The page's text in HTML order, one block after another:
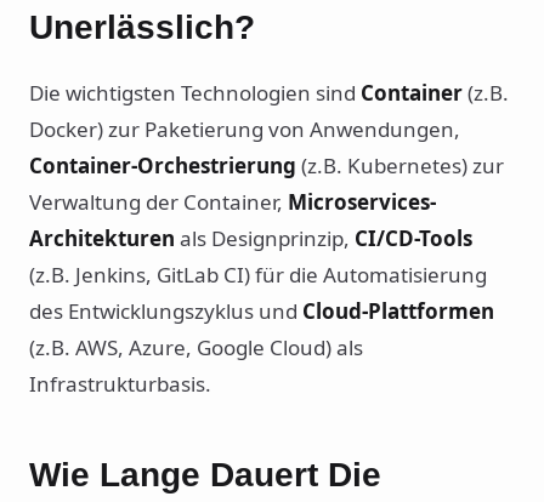
Unerlässlich?
Die wichtigsten Technologien sind Container(z.B.
Docker) zur Paketierung von Anwendungen,
Container-Orchestrierung (z.B. Kubernetes) zur
Verwaltung der Container, Microservices-
Architekturen als Designprinzip, CI/CD-Tools
(z.B. Jenkins, GitLab CI) für die Automatisierung
des Entwicklungszyklus und Cloud-Plattformen
(z.B. AWS, Azure, Google Cloud) als
Infrastrukturbasis.
Wie Lange Dauert Die